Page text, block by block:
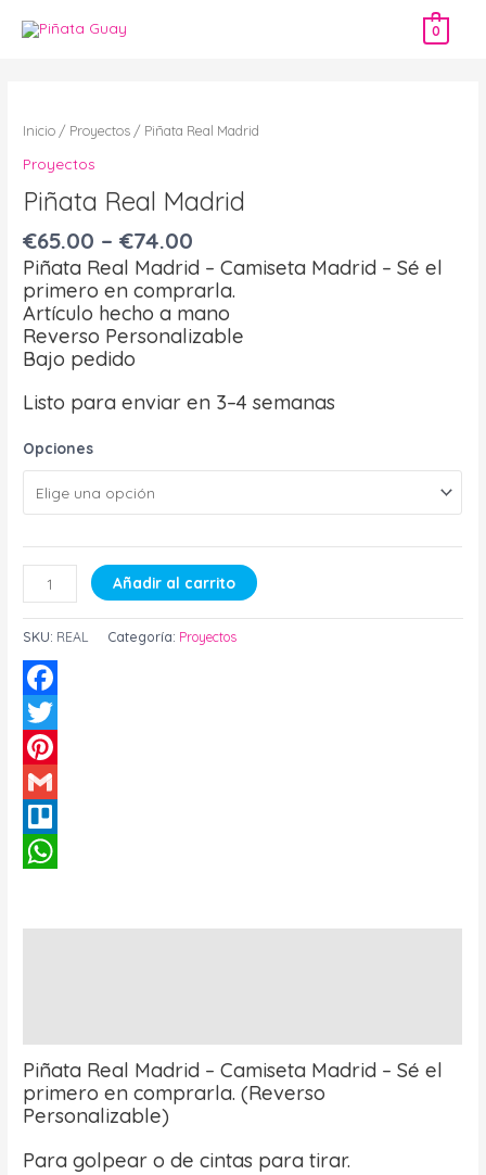
0
Inicio / Proyectos / Piñata Real Madrid
Proyectos
Piñata Real Madrid
€65.00 –€74.00
Piñata Real Madrid – Camiseta Madrid – Sé el
primero en comprarla.
Artículo hecho a mano
Reverso Personalizable
Bajo pedido
Listo para enviar en 3–4 semanas
Opciones
Real
cantidad
Añadir al carrito
SKU: REAL Categoría: Proyectos
Facebook
Twitter
Pinterest
Gmail
Trello
Piñata Real Madrid – Camiseta Madrid – Sé el
primero en comprarla. (Reverso
Personalizable)
Para golpear o de cintas para tirar.